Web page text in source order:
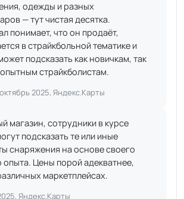
одежды и разных
— тут чистая десятка.
понимает, что он продаёт,
в страйкбольной тематике и
подсказать как новичкам, так
страйкболистам.
октябрь 2025, Яндекс.Карты
магазин, сотрудники в курсе
подсказать те или иные
снаряжения на основе своего
опыта. Цены порой адекватнее,
маркетплейсах.
Яндекс.Карты